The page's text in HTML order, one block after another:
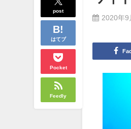
post
はてブ
Pocket
Feedly
2020年9